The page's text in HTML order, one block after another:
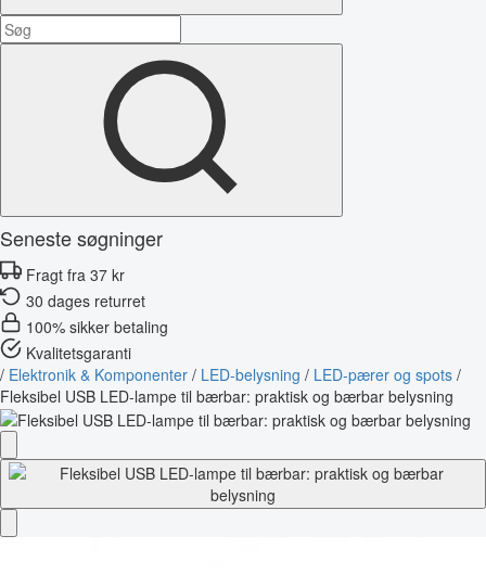
Seneste søgninger
Fragt fra 37 kr
30 dages returret
100% sikker betaling
Kvalitetsgaranti
/ Elektronik & Komponenter / LED-belysning / LED-pærer og spots /
Fleksibel USB LED-lampe til bærbar: praktisk og bærbar belysning